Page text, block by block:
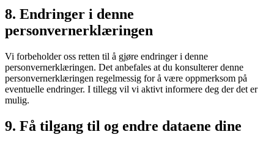
8. Endringer i denne
personvernerklæringen
Vi forbeholder oss retten til å gjøre endringer i denne
personvernerklæringen. Det anbefales at du konsulterer denne
personvernerklæringen regelmessig for å være oppmerksom på
eventuelle endringer. I tillegg vil vi aktivt informere deg der det er
mulig.
9. Få tilgang til og endre dataene dine